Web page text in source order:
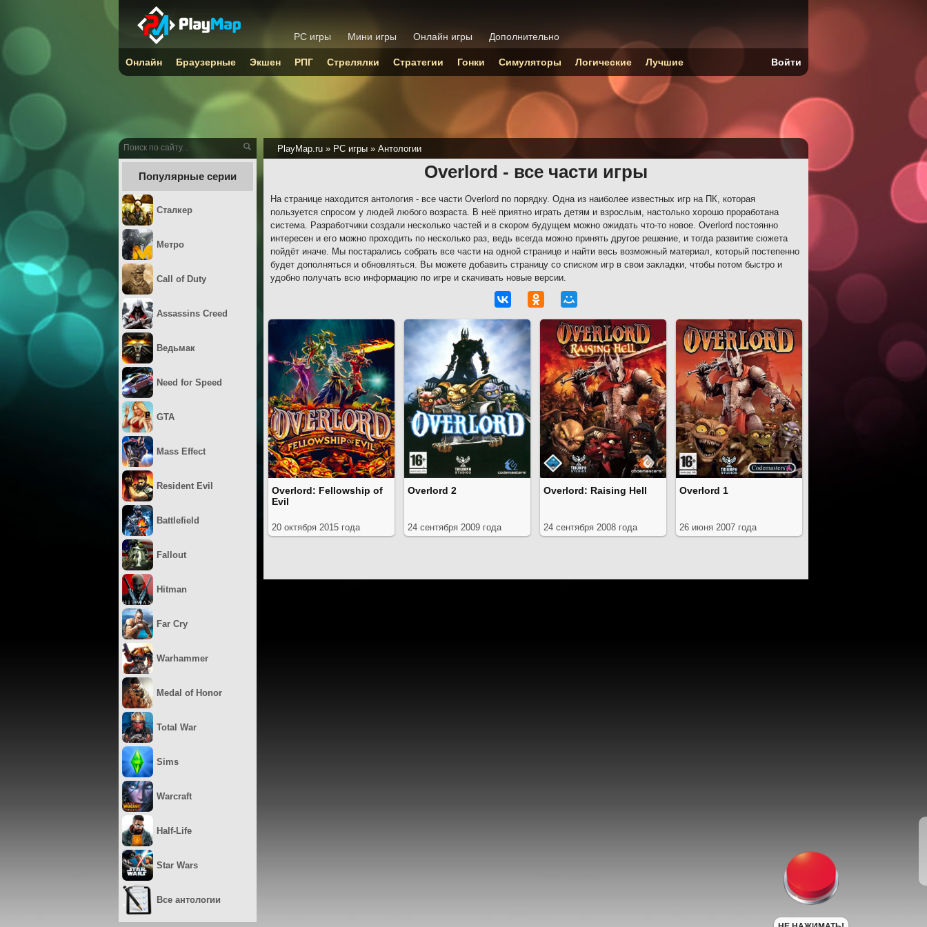
PlayMap.ru » PC игры » Антологии
Overlord - все части игры
На странице находится антология - все части Overlord по порядку. Одна из наиболее известных игр на ПК, которая
пользуется спросом у людей любого возраста. В неё приятно играть детям и взрослым, настолько хорошо проработана
система. Разработчики создали несколько частей и в скором будущем можно ожидать что-то новое. Overlord постоянно
интересен и его можно проходить по несколько раз, ведь всегда можно принять другое решение, и тогда развитие сюжета
пойдёт иначе. Мы постарались собрать все части на одной странице и найти весь возможный материал, который постепенно
будет дополняться и обновляться. Вы можете добавить страницу со списком игр в свои закладки, чтобы потом быстро и
удобно получать всю информацию по игре и скачивать новые версии.
Overlord: Fellowship of
Evil
20 октября 2015 года
Overlord 2
24 сентября 2009 года
Overlord: Raising Hell
24 сентября 2008 года
Overlord 1
26 июня 2007 года
Популярные серии
Сталкер
Метро
Call of Duty
Assassins Creed
Ведьмак
Need for Speed
GTA
Mass Effect
Resident Evil
Battlefield
Fallout
Hitman
Far Cry
Warhammer
Medal of Honor
Total War
Sims
Warcraft
Half-Life
Star Wars
Все антологии
PC игры Мини игры Онлайн игры Дополнительно
Онлайн Браузерные Экшен РПГ Стрелялки Стратегии Гонки Симуляторы Логические Лучшие Войти